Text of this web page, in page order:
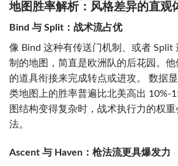
地图胜率解析：风格差异的直观
Bind 与 Split：战术流占优
像 Bind 这种有传送门机制、或者 Split
制的地图，简直是欧洲队的后花园。
的道具衔接来完成转点或进攻。 数据
类地图上的胜率普遍比北美高出 10%-
图结构变得复杂时，战术执行力的权
法。
Ascent 与 Haven：枪法流更具爆发力